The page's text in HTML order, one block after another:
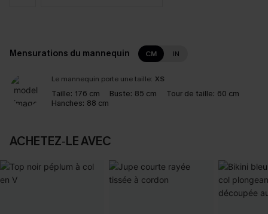
Mensurations du mannequin CM IN
Le mannequin porte une taille: XS
Taille: 176 cm Buste: 85 cm Tour de taille: 60 cm
Hanches: 88 cm
ACHETEZ‑LE AVEC